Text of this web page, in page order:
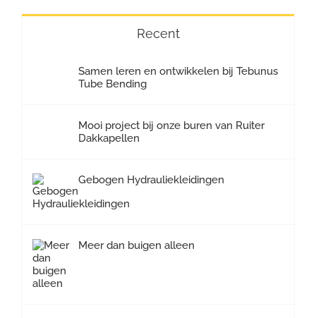
Recent
Samen leren en ontwikkelen bij Tebunus
Tube Bending
Mooi project bij onze buren van Ruiter
Dakkapellen
Gebogen Hydrauliekleidingen
Meer dan buigen alleen